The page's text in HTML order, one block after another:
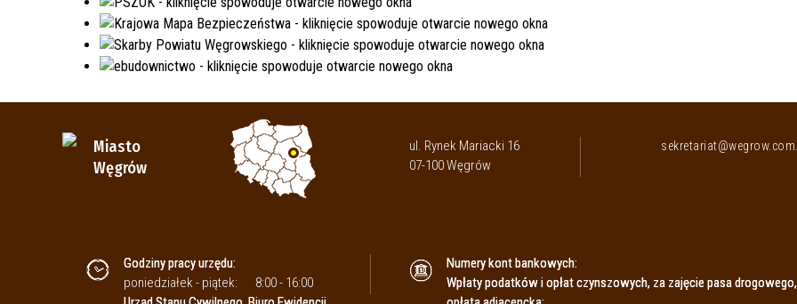
Miasto
Węgrów
ul. Rynek Mariacki 16
07-100 Węgrów
Godziny pracy urzędu:
poniedziałek - piątek:
8:00 - 16:00
Numery kont bankowych:
Wpłaty podatków i opłat czynszowych, za zajęcie pasa